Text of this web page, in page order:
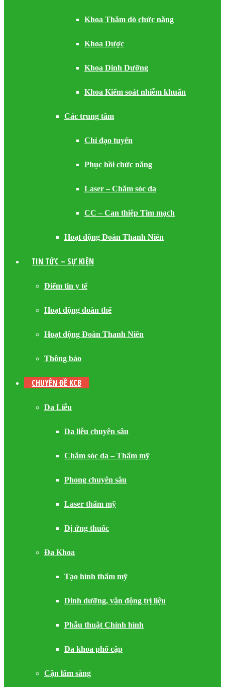
Khoa Thăm dò chức năng
Khoa Dược
Khoa Dinh Dưỡng
Khoa Kiểm soát nhiễm khuẩn
Các trung tâm
Chỉ đạo tuyến
Phục hồi chức năng
Laser – Chăm sóc da
CC – Can thiệp Tim mạch
Hoạt động Đoàn Thanh Niên
TIN TỨC – SỰ KIỆN
Điểm tin y tế
Hoạt động đoàn thể
Hoạt động Đoàn Thanh Niên
Thông báo
CHUYÊN ĐỀ KCB
Da Liễu
Da liễu chuyên sâu
Chăm sóc da – Thẩm mỹ
Phong chuyên sâu
Laser thẩm mỹ
Dị ứng thuốc
Đa Khoa
Tạo hình thẩm mỹ
Dinh dưỡng, vận động trị liệu
Phẫu thuật Chỉnh hình
Đa khoa phổ cập
Cận lâm sàng